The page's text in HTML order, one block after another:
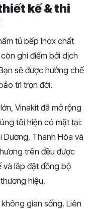
kế & thi
tủ bếp Inox chất
ghi điểm bởi dịch
sẽ được hưởng chế
trì trọn đời.
Vinakit đã mở rộng
tôi hiện có mặt tại:
Dương, Thanh Hóa và
trên đều được
và lắp đặt đồng bộ
hiệu.
gian sống. Liên